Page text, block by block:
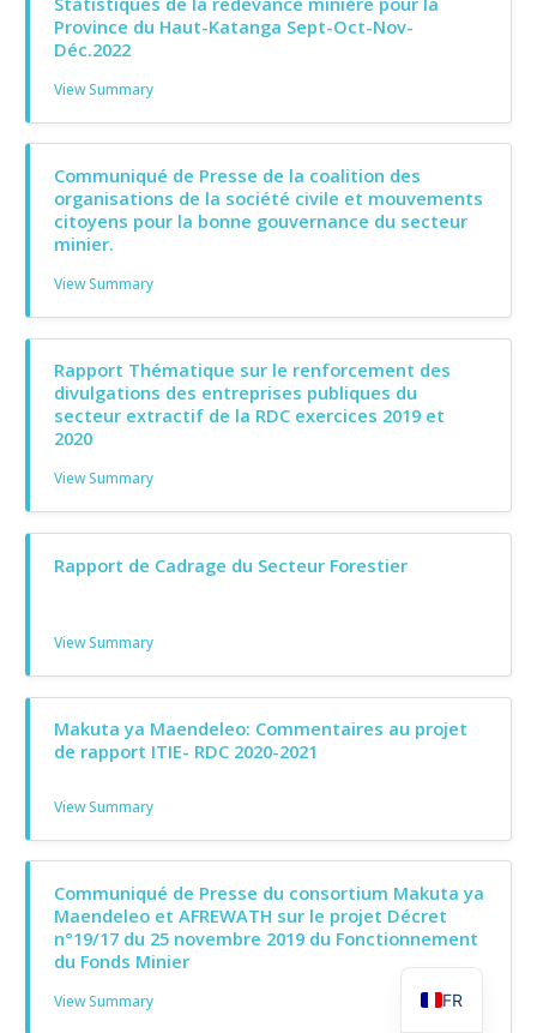
Province du Haut-Katanga Sept-Oct-Nov-
Déc.2022
View Summary
Communiqué de Presse de la coalition des
organisations de la société civile et mouvements
citoyens pour la bonne gouvernance du secteur
minier.
View Summary
Rapport Thématique sur le renforcement des
divulgations des entreprises publiques du
secteur extractif de la RDC exercices 2019 et
2020
View Summary
Rapport de Cadrage du Secteur Forestier
View Summary
Makuta ya Maendeleo: Commentaires au projet
de rapport ITIE- RDC 2020-2021
View Summary
Communiqué de Presse du consortium Makuta ya
Maendeleo et AFREWATH sur le projet Décret
n°19/17 du 25 novembre 2019 du Fonctionnement
du Fonds Minier
View Summary FR